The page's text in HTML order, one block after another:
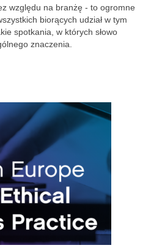
względu na branżę - to ogromne
biorących udział w tym
spotkania, w których słowo
znaczenia.